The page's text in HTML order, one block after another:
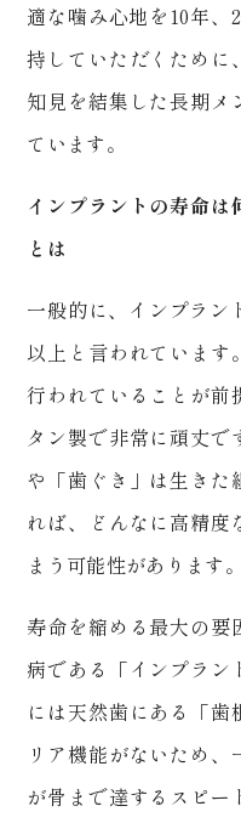
適な噛み心地を10年、
持していただくために
知見を結集した長期メ
ています。
インプラントの寿命は
とは
一般的に、インプラン
以上と言われています
行われていることが前
タン製で非常に頑丈で
や「歯ぐき」は生きた
れば、どんなに高精度
まう可能性があります。
寿命を縮める最大の要
病である「インプラン
には天然歯にある「
リア機能がないため
が骨まで達するスピ